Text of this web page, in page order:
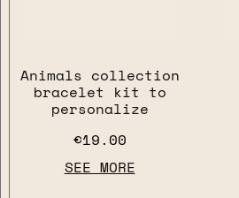
Animals collection
bracelet kit to
personalize
€19.00
SEE MORE